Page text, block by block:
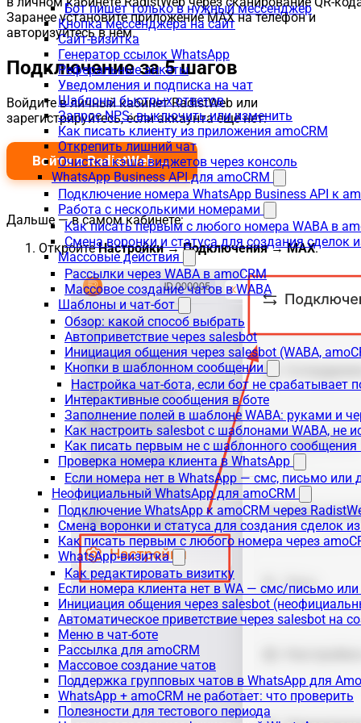
Бот пишет только в нужный мессенджер
Кнопка мессенджера на сайт
Сайт-визитка
Генератор ссылок WhatsApp
Реферальные анкеты
Уведомления и подписка на чат
Шаблоны быстрых ответов
Запрос NPS: выключить или изменить
Как писать клиенту из приложения amoCRM
Открепить лишний чат
Очистка кэша виджетов через консоль
WhatsApp Business API для amoCRM
Подключение номера WhatsApp Business API к
Работа с несколькими номерами
Как писать первым с любого номера WABA в
Смена воронки и статуса для создания сделок
Массовые действия
Рассылки через WABA в amoCRM
Массовое создание чатов в WABA
Шаблоны и чат-бот
Обзор: какой способ выбрать
Автоприветствие через salesbot
Инициация общения через salesbot (WABA,
Кнопки в шаблонном сообщении
Настройка чат-бота, если бот не срабатывает
Интерактивные сообщения в боте
Заполнение полей в шаблоне WABA: руками и
Как настроить salesbot с шаблонами WABA, не
Как писать первым не с шаблонного сообщения
Проверка номера клиента в WhatsApp
Если номера нет в WhatsApp — смс, письмо или
Неофициальный WhatsApp для amoCRM
Подключение WhatsApp к amoCRM через
Смена воронки и статуса для создания сделок
Как писать первым с любого номера через
WhatsApp-визитка
Как редактировать визитку
Если номера клиента нет в WA — смс/письмо
Инициация общения через salesbot
Автоматическое приветствие через salesbot на
Меню в чат-боте
Рассылка для amoCRM
Массовое создание чатов
Поддержка групповых чатов в WhatsApp для
WhatsApp + amoCRM не работает: что проверить
Полезности для тестового периода
Заранее установите приложение MAX на телефон и
авторизуйтесь в нём.
Подключение за 5 шагов
Войдите в личный кабинет RadistWeb или
зарегистрируйтесь, если аккаунта ещё нет:
Войти в RadistWeb →
Дальше — в самом кабинете:
ОткройтеНастройки → Подключения → MAX.